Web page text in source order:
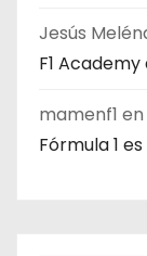
Jesús
F1
mamenf1 en
Fórmula 1